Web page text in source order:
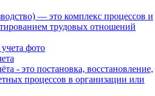
— это комплекс процессов и
трудовых отношений
- это постановка, восстановление,
процессов в организации или